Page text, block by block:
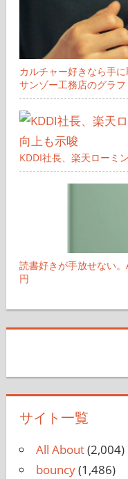
カルチャー好きなら手
サンゾー工務店のグラ
KDDI社長、楽天ローミ
読書好きが手放せない
円
サイト一覧
All About(2,004)
bouncy(1,486)